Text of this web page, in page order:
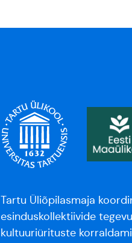
Tartu Üliõpilasmaja
esinduskollektiivide
kultuuriürituste